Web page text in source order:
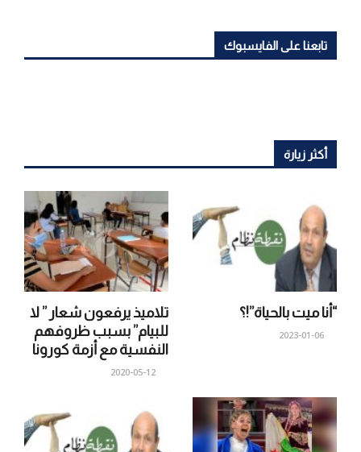
تابعنا على الفايسبوك
أكثر زيارة
تلاميذ يرفعون شعار ” لا
للبيام” بسبب ظروفهم
النفسية مع أزمة كورونا
2020-05-12
“أنا ميت بالحياة”!؟
2023-01-06